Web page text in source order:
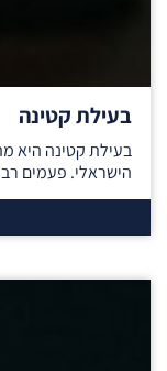
בעילת קטינה
בעילת קטינה היא
הישראלי. פעמים